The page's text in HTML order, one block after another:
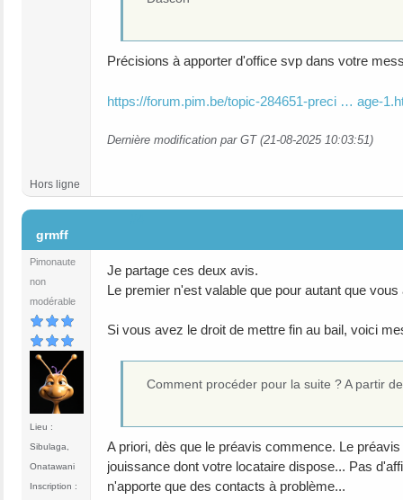
Précisions à apporter d'office svp dans votre
https://forum.pim.be/topic-284651-preci … age-
Dernière modification par GT (21-08-2025 10:03:51)
Hors ligne
grmff
Pimonaute
non
modérable
Lieu :
Sibulaga,
Onatawani
Inscription :
Je partage ces deux avis.
Le premier n'est valable que pour autant que
Si vous avez le droit de mettre fin au bail, voici
Comment procéder pour la suite ? A partir
A priori, dès que le préavis commence. Le
jouissance dont votre locataire dispose... Pas
n'apporte que des contacts à problème...